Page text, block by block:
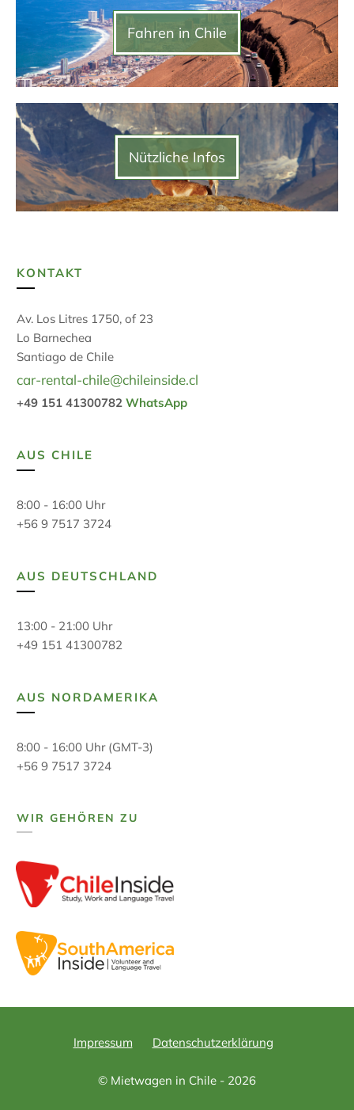
Fahren in Chile
Nützliche Infos
KONTAKT
Av. Los Litres 1750, of 23
Lo Barnechea
Santiago de Chile
car-rental-chile@chileinside.cl
+49 151 41300782 WhatsApp
AUS CHILE
8:00 - 16:00 Uhr
+56 9 7517 3724
AUS DEUTSCHLAND
13:00 - 21:00 Uhr
+49 151 41300782
AUS NORDAMERIKA
8:00 - 16:00 Uhr (GMT-3)
+56 9 7517 3724
WIR GEHÖREN ZU
Impressum Datenschutzerklärung
© Mietwagen in Chile - 2026